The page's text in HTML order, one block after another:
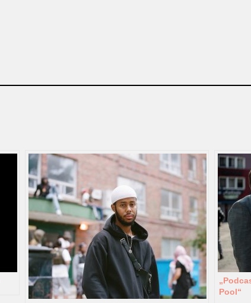
Pool“